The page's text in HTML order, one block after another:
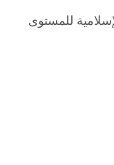
للمستوى